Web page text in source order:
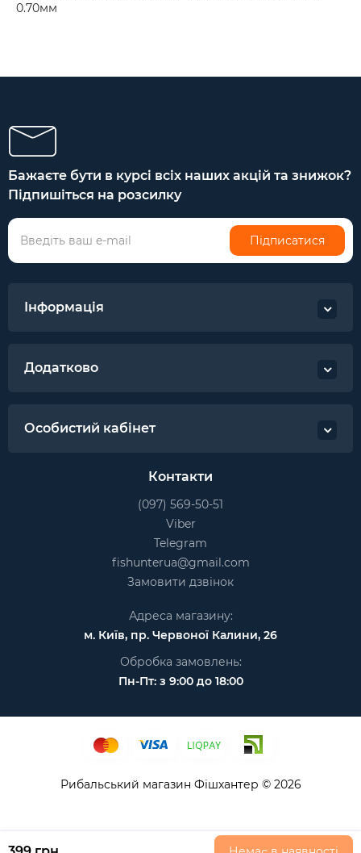
0.70мм
Бажаєте бути в курсі всіх наших акцій та знижок?
Підпишіться на розсилку
Підписатися
Інформація
Додатково
Особистий кабінет
Контакти
(097) 569-50-51
Viber
Telegram
fishunterua@gmail.com
Замовити дзвінок
Адреса магазину:
м. Київ, пр. Червоної Калини, 26
Обробка замовлень:
Пн-Пт: з 9:00 до 18:00
Рибальський магазин Фішхантер © 2026